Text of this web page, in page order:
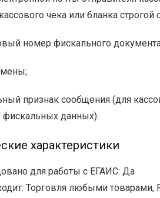
чека или бланка
номер фискального
признак сообщения (для
фискальных данных).
характеристики
для работы с ЕГАИС: Да
Торговля любыми товарами,